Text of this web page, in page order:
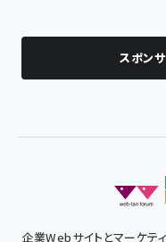
スポン
企業Webサイトとマーケテ